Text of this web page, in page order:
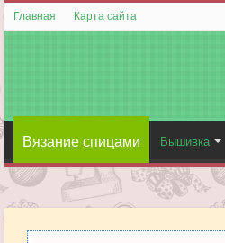
Главная Карта сайта
Вязание спицами Вышивка